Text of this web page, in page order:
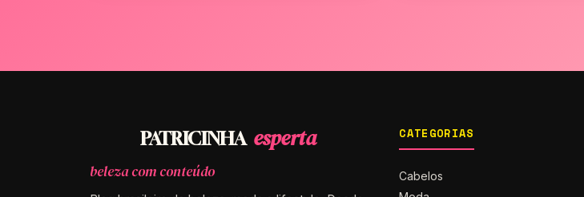
PATRICINHA esperta
beleza com conteúdo
CATEGORIAS
Cabelos